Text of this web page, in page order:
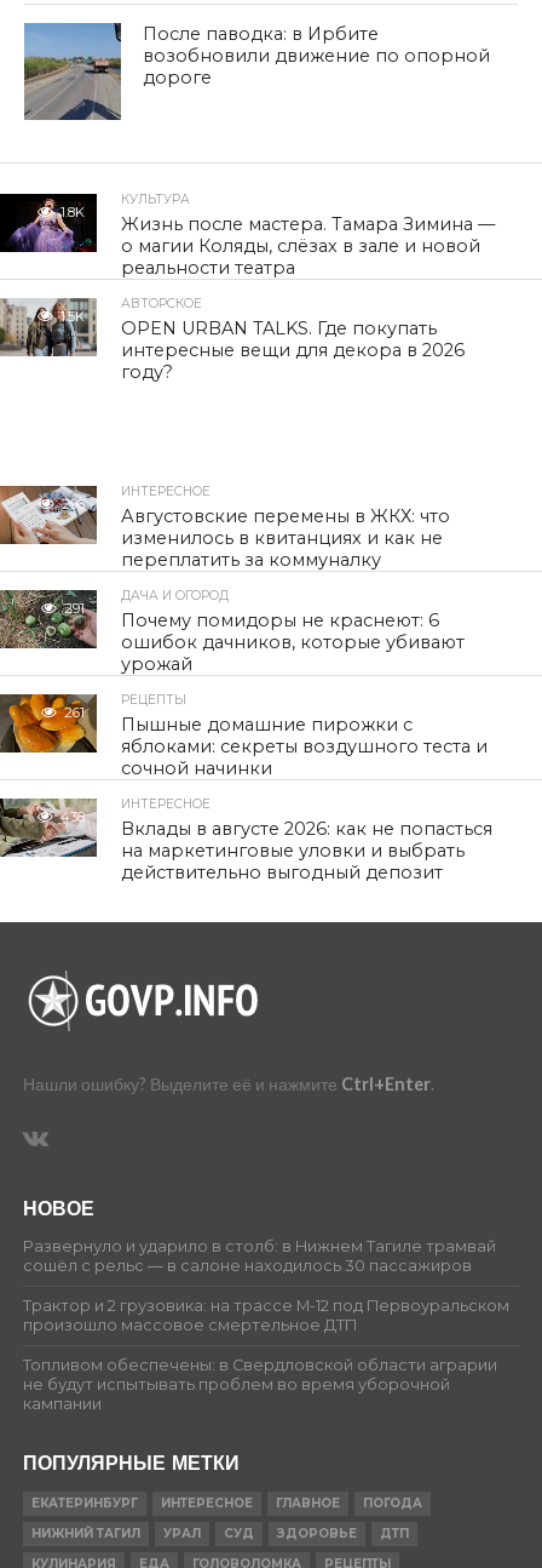
После паводка: в Ирбите
возобновили движение по опорной
дороге
1.8K
КУЛЬТУРА
Жизнь после мастера. Тамара Зимина —
о магии Коляды, слёзах в зале и новой
реальности театра
1.5K
АВТОРСКОЕ
OPEN URBAN TALKS. Где покупать
интересные вещи для декора в 2026
году?
296
ИНТЕРЕСНОЕ
Августовские перемены в ЖКХ: что
изменилось в квитанциях и как не
переплатить за коммуналку
291
ДАЧА И ОГОРОД
Почему помидоры не краснеют: 6
ошибок дачников, которые убивают
урожай
261
РЕЦЕПТЫ
Пышные домашние пирожки с
яблоками: секреты воздушного теста и
сочной начинки
438
ИНТЕРЕСНОЕ
Вклады в августе 2026: как не попасться
на маркетинговые уловки и выбрать
действительно выгодный депозит
Нашли ошибку? Выделите её и нажмите Ctrl+Enter.
НОВОЕ
Развернуло и ударило в столб: в Нижнем Тагиле трамвай
сошёл с рельс — в салоне находилось 30 пассажиров
Трактор и 2 грузовика: на трассе М-12 под Первоуральском
произошло массовое смертельное ДТП
Топливом обеспечены: в Свердловской области аграрии
не будут испытывать проблем во время уборочной
кампании
ПОПУЛЯРНЫЕ МЕТКИ
ЕКАТЕРИНБУРГ ИНТЕРЕСНОЕ ГЛАВНОЕ
ПОГОДА
НИЖНИЙ ТАГИЛ
УРАЛ СУД ЗДОРОВЬЕ
ДТП
КУЛИНАРИЯ
ЕДА ГОЛОВОЛОМКА РЕЦЕПТЫ